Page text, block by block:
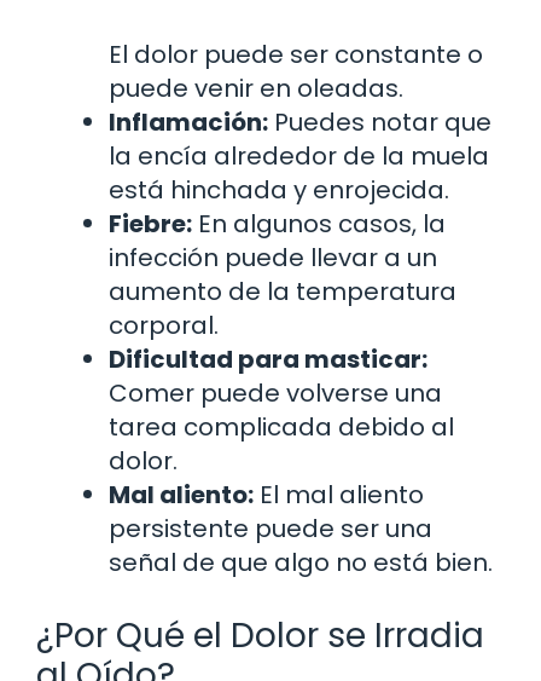
El dolor puede ser constante o
puede venir en oleadas.
Inflamación: Puedes notar que
la encía alrededor de la muela
está hinchada y enrojecida.
Fiebre: En algunos casos, la
infección puede llevar a un
aumento de la temperatura
corporal.
Dificultad para masticar:
Comer puede volverse una
tarea complicada debido al
dolor.
Mal aliento: El mal aliento
persistente puede ser una
señal de que algo no está bien.
¿Por Qué el Dolor se Irradia